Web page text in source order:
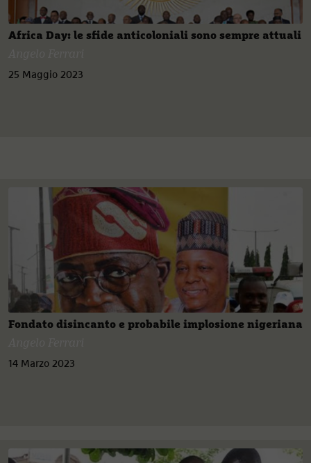
Africa Day: le sfide anticoloniali sono sempre attuali
25 Maggio 2023
Fondato disincanto e probabile implosione nigeriana
14 Marzo 2023